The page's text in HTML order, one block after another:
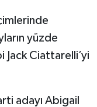
yüzde
Jack Ciattarelli’yi
adayı Abigail